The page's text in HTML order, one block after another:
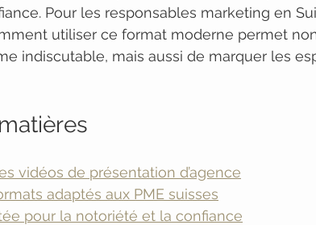
Pour les responsables marketing en
utiliser ce format moderne permet
indiscutable, mais aussi de marquer les
vidéos de présentation d’agence
adaptés aux PME suisses
pour la notoriété et la confiance